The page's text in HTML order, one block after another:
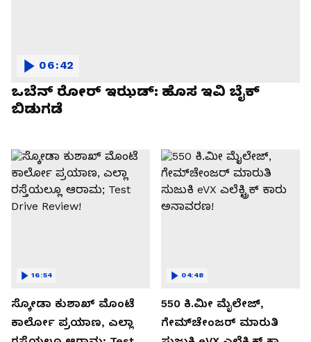
ಒಬೆನ್ ರೋರ್ ಇಝಡ್: ಹೊಸ ಇವಿ ಬೈಕ್
ಬಿಡುಗಡೆ
06:42
ಸ್ಕೋಡಾ ಕುಶಾಖ್ ಮೊಂಟೆ
ಕಾರ್ಲೋ ಪ್ರಯಾಣ, ಎಲ್ಲಾ
16:54
550 ಕಿ.ಮೀ ಮೈಲೇಜ್,
ಗೇಮ್‌ಚೇಂಜರ್ ಮಾರುತಿ
04:48